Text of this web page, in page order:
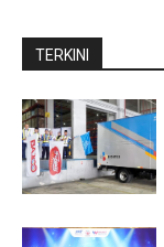
TERKINI